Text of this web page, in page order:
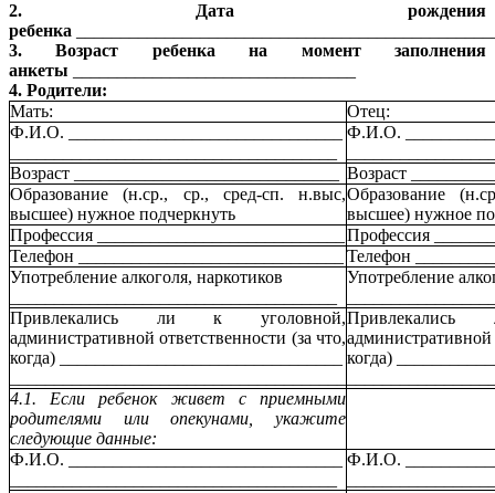
2. Дата рождения
ребенка
3. Возраст ребенка на момент заполнения
анкеты
4. Родители:
Мать:
Отец:
Ф.И.О. _______________________________
Ф.И.О.
Возраст ______________________________
Возраст
Образование (н.ср., ср., сред-сп. н.выс,
высшее) нужное подчеркнуть
Образование
высшее) нужное
Профессия ____________________________
Профессия
Телефон ______________________________
Телефон
Употребление алкоголя, наркотиков
Употребление
Привлекались ли к уголовной,
административной ответственности (за что,
когда) ________________________________
административной
когда)
4.1. Если ребенок живет с приемными
родителями или опекунами, укажите
следующие данные:
Ф.И.О. _______________________________
Ф.И.О.